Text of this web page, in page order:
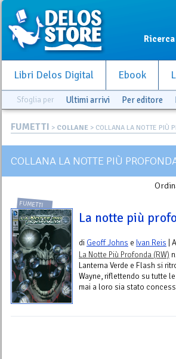
Ricerca
Libri Delos Digital Ebook
Sfoglia per Ultimi arrivi Per editore
FUMETTI > COLLANE > COLLANA LA NOTTE PIÙ
COLLANA LA NOTTE PIÙ
FUMETTI
La notte più
di Geoff Johns e Ivan Reis |
La Notte Più Profonda (RW)
Lanterna Verde e Flash si
Wayne, riflettendo su tutte
mai a loro sia stato